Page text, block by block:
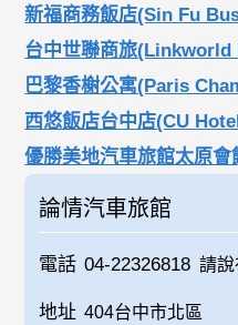
新福商務飯店(Sin Fu
台中世聯商旅(Linkworld
巴黎香榭公寓(Paris
西悠飯店台中店(CU
優勝美地汽車旅館太原會
論情汽車旅館
電話 04-22326818 請說
地址 404台中市北區